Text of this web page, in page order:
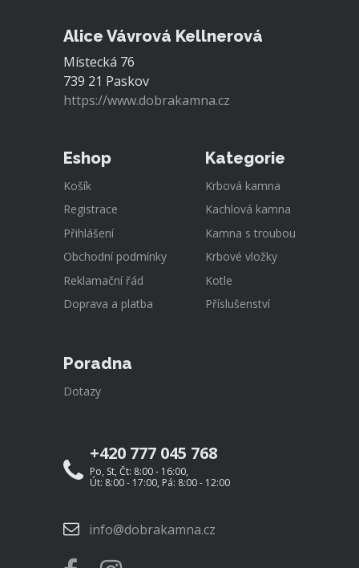
Alice Vávrová Kellnerová
Místecká 76
739 21 Paskov
https://www.dobrakamna.cz
Eshop
Košík
Registrace
Přihlášení
Obchodní podmínky
Reklamační řád
Doprava a platba
Kategorie
Krbová kamna
Kachlová kamna
Kamna s troubou
Krbové vložky
Kotle
Příslušenství
Poradna
Dotazy
+420 777 045 768
Po, St, Čt: 8:00 - 16:00,
Út: 8:00 - 17:00, Pá: 8:00 - 12:00
info@dobrakamna.cz